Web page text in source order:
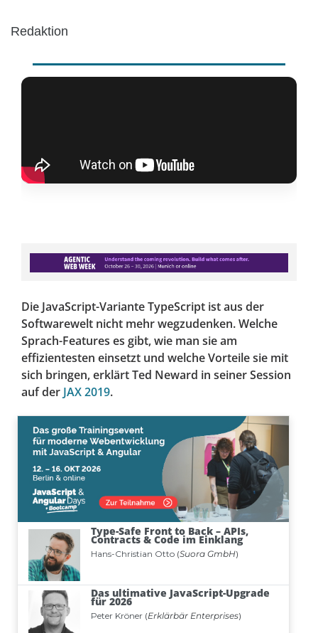
Redaktion
Die JavaScript-Variante TypeScript ist aus der
Softwarewelt nicht mehr wegzudenken. Welche
Sprach-Features es gibt, wie man sie am
effizientesten einsetzt und welche Vorteile sie mit
sich bringen, erklärt Ted Neward in seiner Session
auf der JAX 2019.